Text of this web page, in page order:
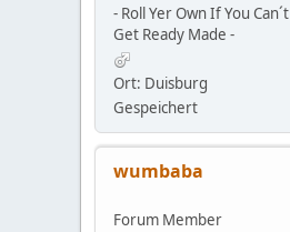
- Roll Yer Own If You Can´t
Get Ready Made -
Ort: Duisburg
Gespeichert
wumbaba
Forum Member